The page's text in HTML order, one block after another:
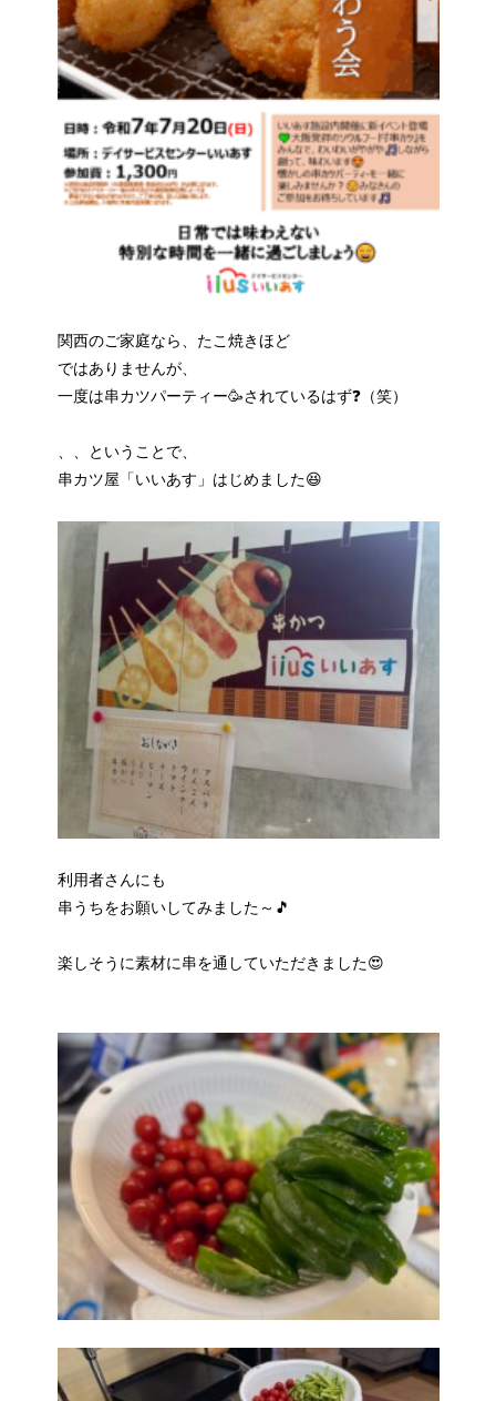
関西のご家庭なら、たこ焼きほど
ではありませんが、
一度は串カツパーティー🥳されているはず❓（笑）
、、ということで、
串カツ屋「いいあす」はじめました😆
利用者さんにも
串うちをお願いしてみました～🎵
楽しそうに素材に串を通していただきました😍